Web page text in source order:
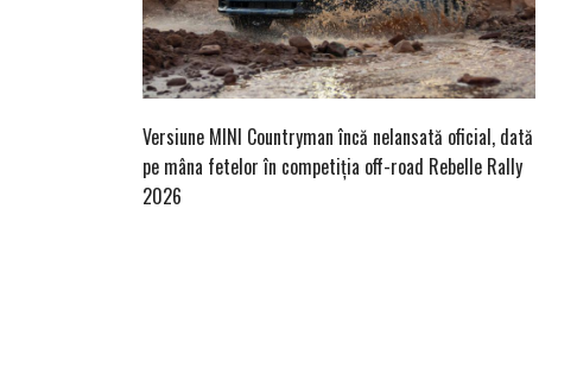
Versiune MINI Countryman încă nelansată oficial, dată
pe mâna fetelor în competiția off-road Rebelle Rally
2026